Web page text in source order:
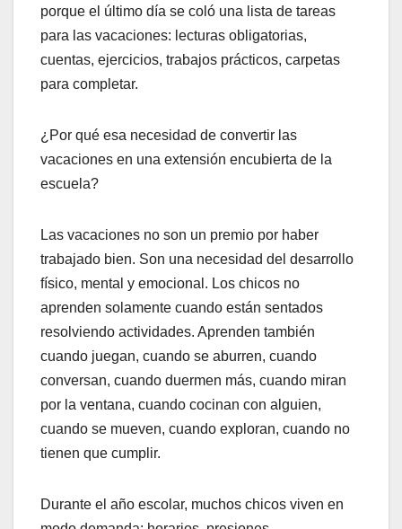
porque el último día se coló una lista de tareas
para las vacaciones: lecturas obligatorias,
cuentas, ejercicios, trabajos prácticos, carpetas
para completar.
¿Por qué esa necesidad de convertir las
vacaciones en una extensión encubierta de la
escuela?
Las vacaciones no son un premio por haber
trabajado bien. Son una necesidad del desarrollo
físico, mental y emocional. Los chicos no
aprenden solamente cuando están sentados
resolviendo actividades. Aprenden también
cuando juegan, cuando se aburren, cuando
conversan, cuando duermen más, cuando miran
por la ventana, cuando cocinan con alguien,
cuando se mueven, cuando exploran, cuando no
tienen que cumplir.
Durante el año escolar, muchos chicos viven en